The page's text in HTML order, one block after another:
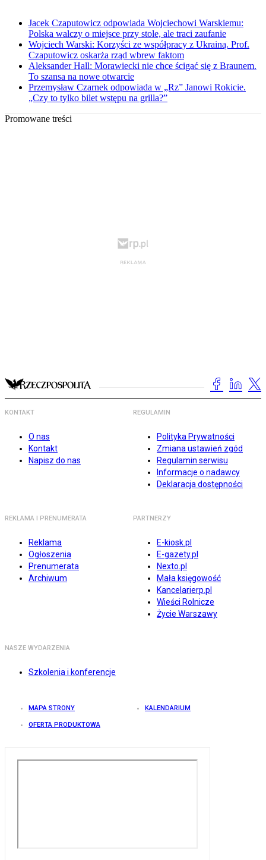
Jacek Czaputowicz odpowiada Wojciechowi Warskiemu:
Polska walczy o miejsce przy stole, ale traci zaufanie
Wojciech Warski: Korzyści ze współpracy z Ukrainą. Prof.
Czaputowicz oskarża rząd wbrew faktom
Aleksander Hall: Morawiecki nie chce ścigać się z Braunem.
To szansa na nowe otwarcie
Przemysław Czarnek odpowiada w „Rz” Janowi Rokicie.
„Czy to tylko bilet wstępu na grilla?”
Promowane treści
KONTAKT
O nas
Kontakt
Napisz do nas
REGULAMIN
Polityka Prywatności
Zmiana ustawień zgód
Regulamin serwisu
Informacje o nadawcy
Deklaracja dostępności
REKLAMA I PRENUMERATA
Reklama
Ogłoszenia
Prenumerata
Archiwum
PARTNERZY
E-kiosk.pl
E-gazety.pl
Nexto.pl
Mała księgowość
Kancelarierp.pl
Wieści Rolnicze
Życie Warszawy
NASZE WYDARZENIA
Szkolenia i konferencje
MAPA STRONY KALENDARIUM
OFERTA PRODUKTOWA